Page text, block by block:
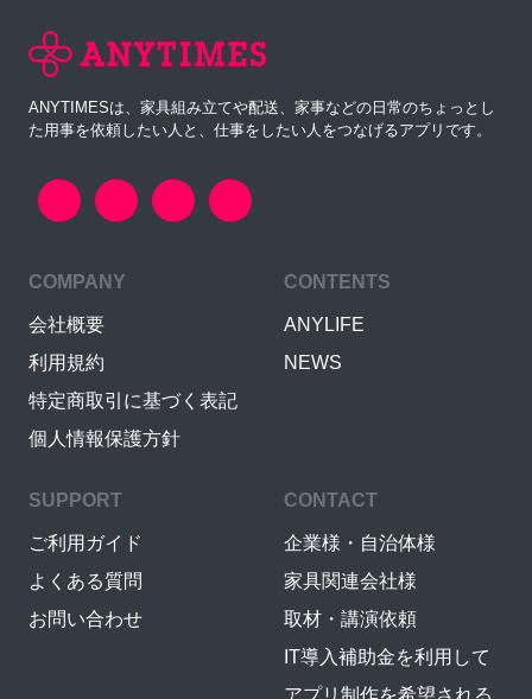
ANYTIMESは、家具組み立てや配送、家事などの日常のちょっとし
た用事を依頼したい人と、仕事をしたい人をつなげるアプリです。
COMPANY
会社概要
利用規約
特定商取引に基づく表記
個人情報保護方針
CONTENTS
ANYLIFE
NEWS
SUPPORT
ご利用ガイド
よくある質問
お問い合わせ
CONTACT
企業様・自治体様
家具関連会社様
取材・講演依頼
IT導入補助金を利用して
アプリ制作を希望される